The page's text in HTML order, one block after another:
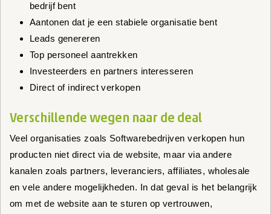
bedrijf bent
Aantonen dat je een stabiele organisatie bent
Leads genereren
Top personeel aantrekken
Investeerders en partners interesseren
Direct of indirect verkopen
Verschillende wegen naar de deal
Veel organisaties zoals Softwarebedrijven verkopen hun
producten niet direct via de website, maar via andere
kanalen zoals partners, leveranciers, affiliates, wholesale
en vele andere mogelijkheden. In dat geval is het belangrijk
om met de website aan te sturen op vertrouwen,